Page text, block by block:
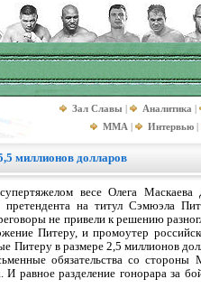
Зал Славы | Аналитика |
MMA | Интервью |
миллионов долларов
весе Олега Маскаева
претендента на титул
не привели к решению
Питеру, и промоутер
Питеру в размере 2,5 миллионов
обязательства со
И равное разделение гонорара за